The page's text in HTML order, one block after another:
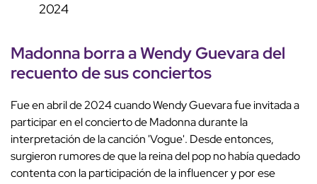
2024
Madonna borra a Wendy Guevara del
recuento de sus conciertos
Fue en abril de 2024 cuando Wendy Guevara fue invitada a
participar en el concierto de Madonna durante la
interpretación de la canción 'Vogue'. Desde entonces,
surgieron rumores de que la reina del pop no había quedado
contenta con la participación de la influencer y por ese